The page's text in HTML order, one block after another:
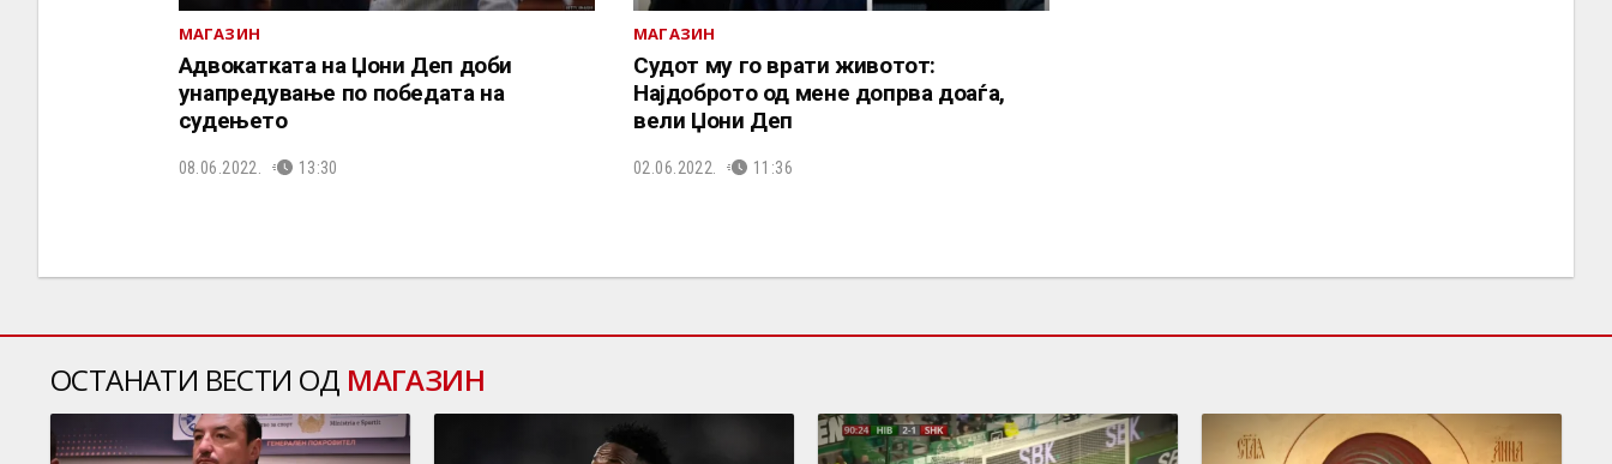
МАГАЗИН
Адвокатката на Џони Деп доби
унапредување по победата на
судењето
08.06.2022. 13:30
МАГАЗИН
Судот му го врати животот:
Најдоброто од мене допрва доаѓа,
вели Џони Деп
02.06.2022. 11:36
ОСТАНАТИ ВЕСТИ ОД МАГАЗИН